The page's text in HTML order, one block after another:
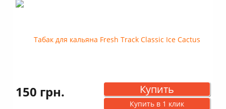
150 грн. Купить
Купить в 1 клик